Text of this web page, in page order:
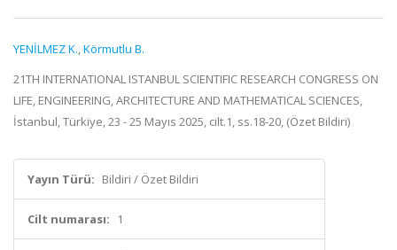
YENİLMEZ K.,Körmutlu B.
21TH INTERNATIONAL ISTANBUL SCIENTIFIC RESEARCH CONGRESS ON
LIFE, ENGINEERING, ARCHITECTURE AND MATHEMATICAL SCIENCES,
İstanbul, Türkiye, 23 - 25 Mayıs 2025, cilt.1, ss.18-20, (Özet Bildiri)
Yayın Türü: Bildiri / Özet Bildiri
Cilt numarası: 1